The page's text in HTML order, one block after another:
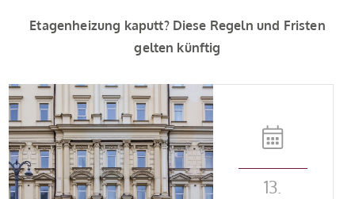
Etagenheizung kaputt? Diese Regeln und Fristen
gelten künftig
13.